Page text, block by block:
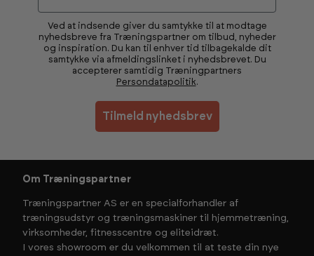
Ved at indsende giver du samtykke til at modtage
nyhedsbreve fra Træningspartner om tilbud, nyheder
og inspiration. Du kan til enhver tid tilbagekalde dit
samtykke via afmeldingslinket i nyhedsbrevet. Du
accepterer samtidig Træningpartners
Persondatapolitik.
Tilmeld nyhedsbrev
Om Træningspartner
Træningspartner AS er en specialforhandler af
træningsudstyr og træningsmaskiner til hjemmetræning,
virksomheder, fitnesscentre og eliteidræt.
I vores showroom er du velkommen til at teste din nye